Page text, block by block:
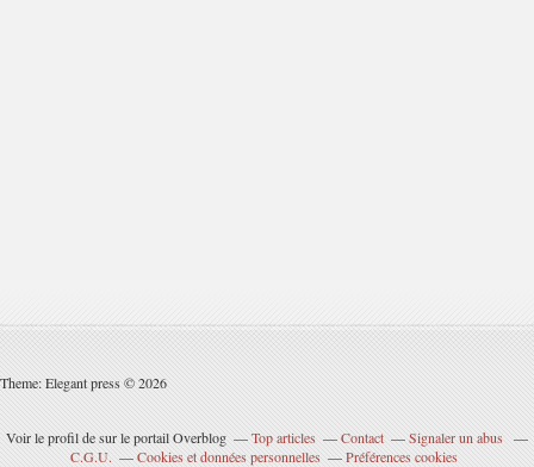
Theme: Elegant press © 2026
Voir le profil desur le portail Overblog Top articles Contact
Signaler un abus
C.G.U.
Cookies et données personnelles Préférences cookies